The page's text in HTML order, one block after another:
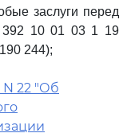
заслуги перед
392 10 01 03 1 19
244);
N 22 "Об